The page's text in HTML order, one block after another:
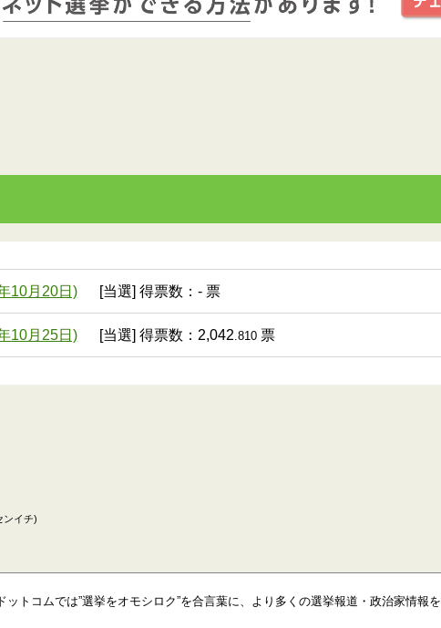
10月20日) [当選] 得票数：- 票
10月25日) [当選] 得票数：2,042.810 票
ンイチ)
ットコムでは”選挙をオモシロク”を合言葉に、より多くの選挙報道・政治家情報